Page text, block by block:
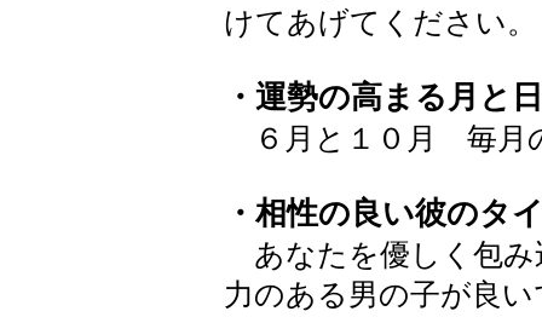
けてあげてください。
・運勢の高まる月と
６月と１０月 毎月
・相性の良い彼のタ
あなたを優しく包み
力のある男の子が良